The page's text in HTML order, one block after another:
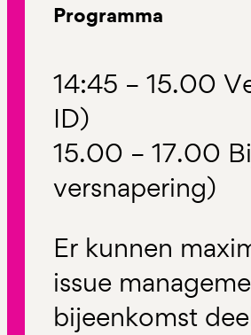
Programma
14:45 – 15.00
ID)
15.00 – 17.00
versnapering)
Er kunnen
issue
bijeenkomst